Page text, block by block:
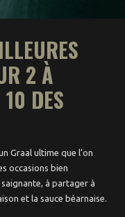
2 À
DES
Graal ultime que l’on
occasions bien
à partager à
et la sauce béarnaise.